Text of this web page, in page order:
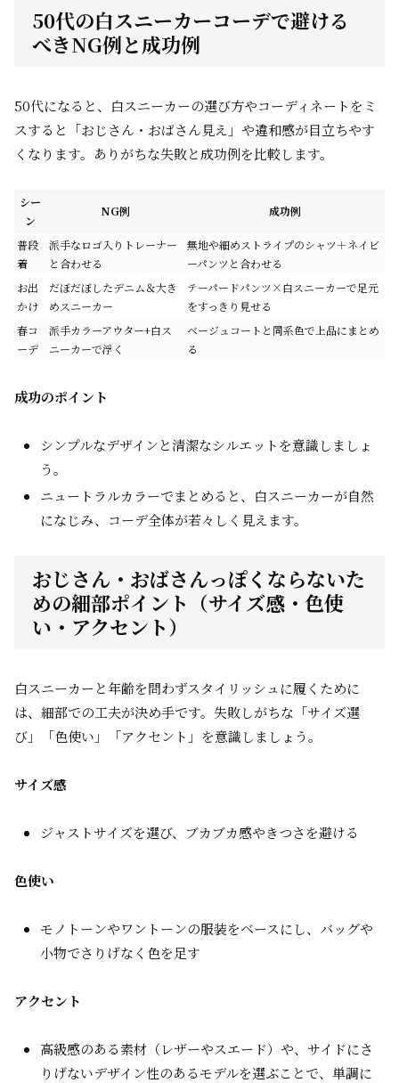
50代の白スニーカーコーデで避ける
べきNG例と成功例
50代になると、白スニーカーの選び方やコーディネートをミ
スすると「おじさん・おばさん見え」や違和感が目立ちやす
くなります。ありがちな失敗と成功例を比較します。
シー
ン
NG例 成功例
普段
着
派手なロゴ入りトレーナー
と合わせる
無地や細めストライプのシャツ＋ネイビ
ーパンツと合わせる
お出
かけ
だぼだぼしたデニム＆大き
めスニーカー
テーパードパンツ×白スニーカーで足元
をすっきり見せる
春コ
ーデ
派手カラーアウター+白ス
ニーカーで浮く
ベージュコートと同系色で上品にまとめ
る
成功のポイント
シンプルなデザインと清潔なシルエットを意識しましょ
う。
ニュートラルカラーでまとめると、白スニーカーが自然
になじみ、コーデ全体が若々しく見えます。
おじさん・おばさんっぽくならないた
めの細部ポイント（サイズ感・色使
い・アクセント）
白スニーカーと年齢を問わずスタイリッシュに履くために
は、細部での工夫が決め手です。失敗しがちな「サイズ選
び」「色使い」「アクセント」を意識しましょう。
サイズ感
ジャストサイズを選び、ブカブカ感やきつさを避ける
色使い
モノトーンやワントーンの服装をベースにし、バッグや
小物でさりげなく色を足す
アクセント
高級感のある素材（レザーやスエード）や、サイドにさ
りげないデザイン性のあるモデルを選ぶことで、単調に